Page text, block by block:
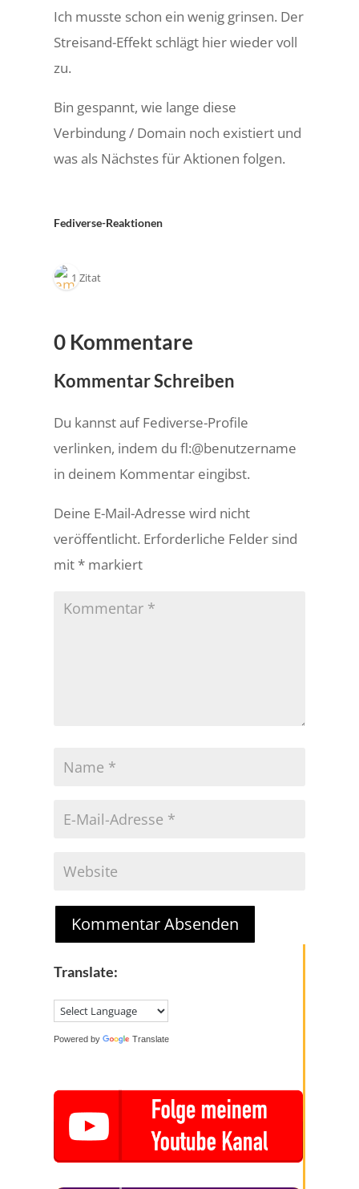
Ich musste schon ein wenig grinsen. Der
Streisand-Effekt schlägt hier wieder voll
zu.
Bin gespannt, wie lange diese
Verbindung / Domain noch existiert und
was als Nächstes für Aktionen folgen.
Fediverse-Reaktionen
1 Zitat
0 Kommentare
Kommentar Schreiben
Du kannst auf Fediverse-Profile
verlinken, indem du fl:@benutzername
in deinem Kommentar eingibst.
Deine E-Mail-Adresse wird nicht
veröffentlicht. Erforderliche Felder sind
mit* markiert
Kommentar Absenden
Translate:
Powered by Translate